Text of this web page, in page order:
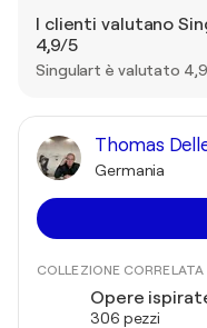
I clienti valutano
4,9/5
Singulart è valutato
Thomas
Germania
COLLEZIONE CORRELATA
Opere
306 pezzi